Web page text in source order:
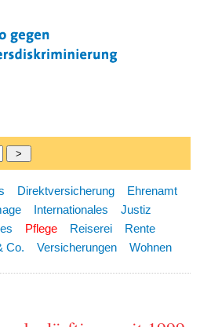
Direktversicherung
Ehrenamt
Internationales
Justiz
Pflege Reiserei
Rente
Co. Versicherungen Wohnen